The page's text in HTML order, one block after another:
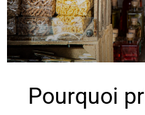
Pourquoi